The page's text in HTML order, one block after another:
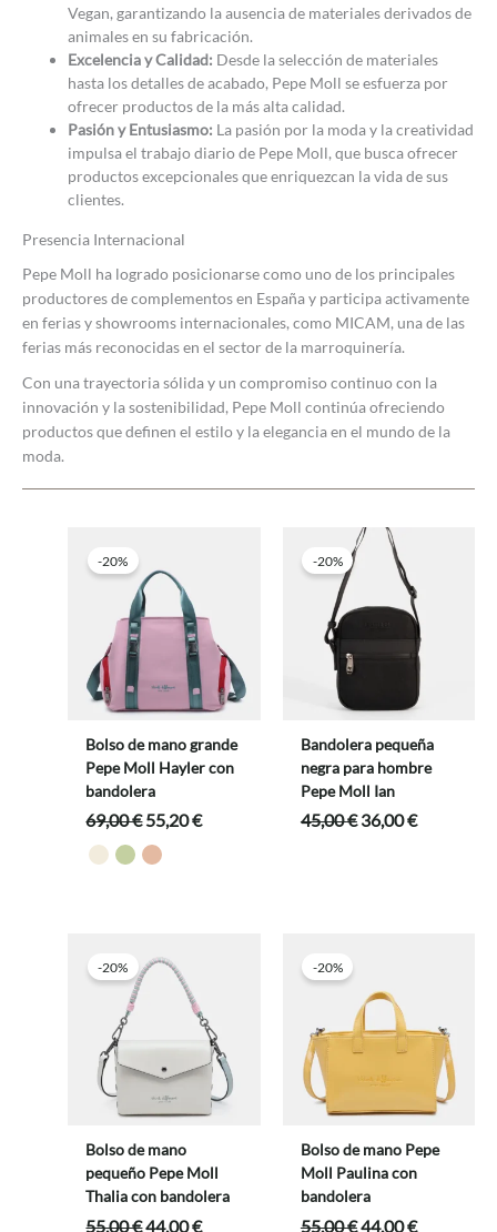
Vegan, garantizando la ausencia de materiales derivados de
animales en su fabricación.
Excelencia y Calidad: Desde la selección de materiales
hasta los detalles de acabado, Pepe Moll se esfuerza por
ofrecer productos de la más alta calidad.
Pasión y Entusiasmo: La pasión por la moda y la creatividad
impulsa el trabajo diario de Pepe Moll, que busca ofrecer
productos excepcionales que enriquezcan la vida de sus
clientes.
Presencia Internacional
Pepe Moll ha logrado posicionarse como uno de los principales
productores de complementos en España y participa activamente
en ferias y showrooms internacionales, como MICAM, una de las
ferias más reconocidas en el sector de la marroquinería.
Con una trayectoria sólida y un compromiso continuo con la
innovación y la sostenibilidad, Pepe Moll continúa ofreciendo
productos que definen el estilo y la elegancia en el mundo de la
moda.
-20%
Bolso de mano grande
Pepe Moll Hayler con
bandolera
69,00€El
precio
original
55,20€El
-20%
Bandolera pequeña
negra para hombre
Pepe Moll Ian
45,00€ El
36,00€El
-20%
Bolso de mano
pequeño Pepe Moll
Thalia con bandolera
55,00€El
44,00€El
-20%
Bolso de mano Pepe
Moll Paulina con
bandolera
55,00€El
44,00€El